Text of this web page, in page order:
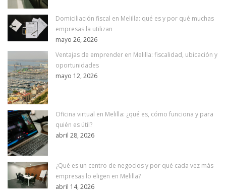
Domiciliación fiscal en Melilla: qué es y por qué muchas
empresas la utilizan
mayo 26, 2026
Ventajas de emprender en Melilla: fiscalidad, ubicación y
oportunidades
mayo 12, 2026
Oficina virtual en Melilla: ¿qué es, cómo funciona y para
quién es útil?
abril 28, 2026
¿Qué es un centro de negocios y por qué cada vez más
empresas lo eligen en Melilla?
abril 14, 2026